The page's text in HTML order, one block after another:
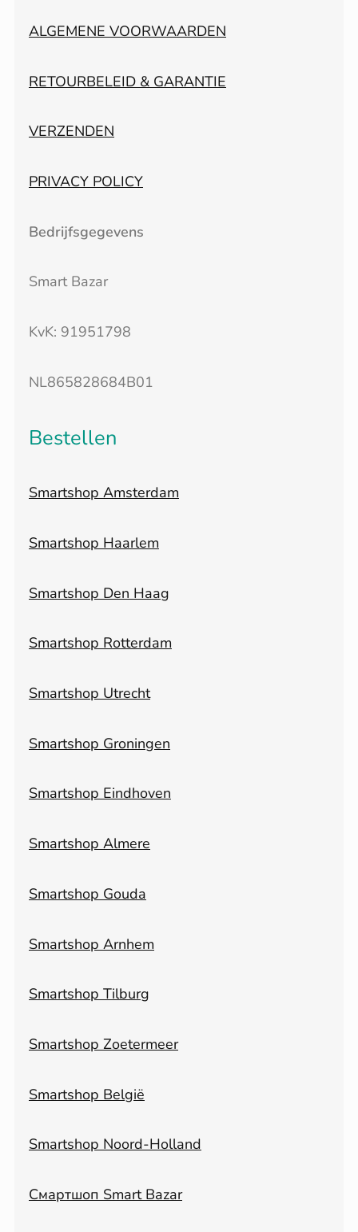
ALGEMENE VOORWAARDEN
RETOURBELEID & GARANTIE
VERZENDEN
PRIVACY POLICY
Bedrijfsgegevens
Smart Bazar
KvK: 91951798
NL865828684B01
Bestellen
Smartshop Amsterdam
Smartshop Haarlem
Smartshop Den Haag
Smartshop Rotterdam
Smartshop Utrecht
Smartshop Groningen
Smartshop Eindhoven
Smartshop Almere
Smartshop Gouda
Smartshop Arnhem
Smartshop Tilburg
Smartshop Zoetermeer
Smartshop België
Smartshop Noord-Holland
Смартшоп Smart Bazar